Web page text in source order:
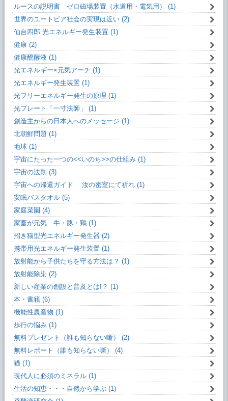
ルースの説明書 ゼロ磁場装置（水道用・電気用） (1)
世界のユートピア社会の実現は近い (2)
仙台四郎 光エネルギー発生装置 (1)
健康 (2)
健康醗酵液 (1)
光エネルギー×元気アーチ (1)
光エネルギー発生装置 (1)
光フリーエネルギー発生の原理 (1)
光プレート「一寸法師」 (1)
創造主からの日本人へのメッセージ (1)
北朝鮮問題 (1)
地球 (1)
宇宙にたった一つの<<いのち>>の仕組み (1)
宇宙の法則 (3)
宇宙への帰還ガイド 汝の密室にて祈れ (1)
安眠バスタオル (5)
家庭菜園 (4)
家畜が元気 牛・豚・鶏 (1)
招き猫型光エネルギー発生器 (2)
携帯用光エネルギー発生装置 (1)
放射能から子供たちを守る方法は？ (1)
放射能除染 (2)
新しい産業の創設と普及とは!？ (1)
本・書籍 (6)
機能性農産物 (1)
歩行の悩み (1)
無料プレゼント（誰も知らない噺） (2)
無料レポート（誰も知らない噺） (4)
猫 (1)
現代人に必須のミネラル (1)
生活の知恵・・・自然から学ぶ (1)